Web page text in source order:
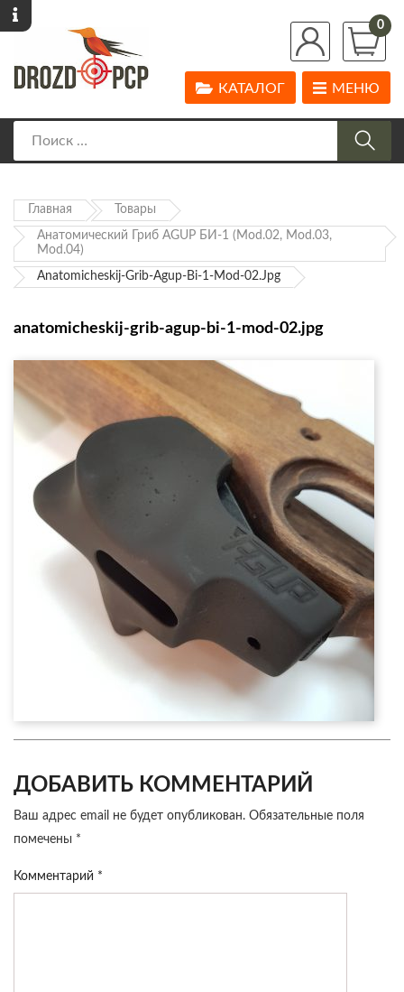
0
МЕНЮ
КАТАЛОГ
Главная Товары
Анатомический Гриб AGUP БИ-1 (mod.02, Mod.03,
Mod.04)
Anatomicheskij-Grib-Agup-Bi-1-Mod-02.jpg
anatomicheskij-grib-agup-bi-1-mod-02.jpg
ДОБАВИТЬ КОММЕНТАРИЙ
Ваш адрес email не будет опубликован. Обязательные поля
помечены *
Комментарий *